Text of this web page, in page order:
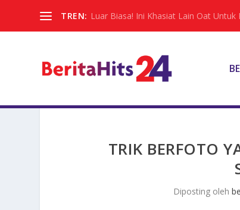
TREN: Luar Biasa! Ini Khasiat Lain Oat Untuk
TRIK BERFOTO
Diposting oleh